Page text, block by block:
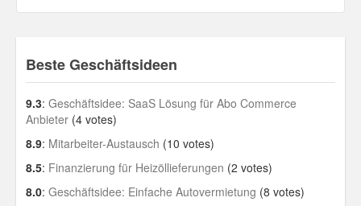
Beste Geschäftsideen
9.3: Geschäftsidee: SaaS Lösung für Abo Commerce
Anbieter (4 votes)
8.9: Mitarbeiter-Austausch (10 votes)
8.5: Finanzierung für Heizöllieferungen (2 votes)
8.0: Geschäftsidee: Einfache Autovermietung (8 votes)